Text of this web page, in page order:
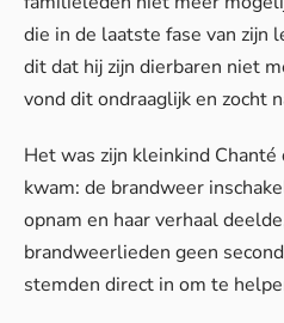
die in de laatste fase van zijn
dit dat hij zijn dierbaren niet
vond dit ondraaglijk en zocht
Het was zijn kleinkind
kwam: de brandweer
opnam en haar verhaal
brandweerlieden geen
stemden direct in om te